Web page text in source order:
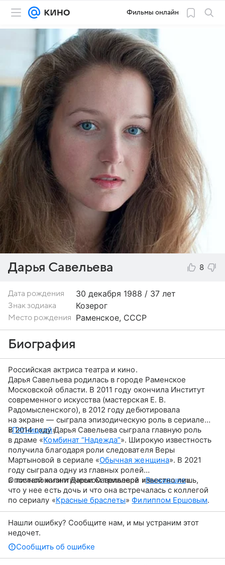
Фильмы онлайн
Дарья Савельева 8
Дата рождения 30 декабря 1988 / 37 лет
Знак зодиака Козерог
Место рождения Раменское, СССР
Биография
Российская актриса театра и кино.
Дарья Савельева родилась в городе Раменское
Московской области. В 2011 году окончила Институт
современного искусства (мастерская Е. В.
Радомысленского), в 2012 году дебютировала
на экране — сыграла эпизодическую роль в сериале
«Пятницкий».
В 2014 году Дарья Савельева сыграла главную роль
в драме «Комбинат “Надежда”». Широкую известность
получила благодаря роли следователя Веры
Мартыновой в сериале «Обычная женщина». В 2021
году сыграла одну из главных ролей
в постапокалиптическом триллере «Выжившие».
О личной жизни Дарьи Савельевой известно лишь,
что у нее есть дочь и что она встречалась с коллегой
по сериалу «Красные браслеты» Филиппом Ершовым.
Нашли ошибку? Сообщите нам, и мы устраним этот
недочет.
Сообщить об ошибке